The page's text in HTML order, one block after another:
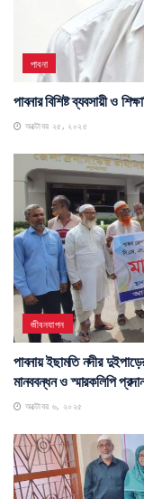
পাবনা
পাবনার বিশিষ্ট ব্যবসায়ী ও
অক্টোবর ২৫, ২০২৫
জীবনযাপন
পাবনায় ইছামতি নদীর
মানববন্ধন ও স্মারকলিপি
অক্টোবর ৬, ২০২৫